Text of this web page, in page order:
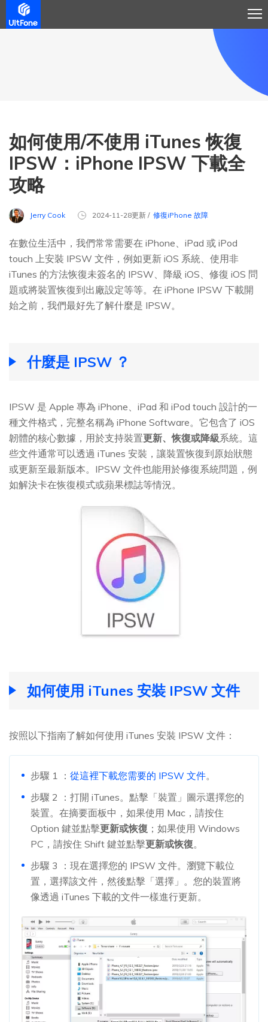
如何使用/不使用 iTunes 恢復
IPSW：iPhone IPSW 下載全
攻略
Jerry Cook 2024-11-28更新 / 修復iPhone 故障
在數位生活中，我們常常需要在 iPhone、iPad 或 iPod
touch 上安裝 IPSW 文件，例如更新 iOS 系統、使用非
iTunes 的方法恢復未簽名的 IPSW、降級 iOS、修復 iOS 問
題或將裝置恢復到出廠設定等等。在 iPhone IPSW 下載開
始之前，我們最好先了解什麼是 IPSW。
什麼是 IPSW ？
IPSW 是 Apple 專為 iPhone、iPad 和 iPod touch 設計的一
種文件格式，完整名稱為 iPhone Software。它包含了 iOS
韌體的核心數據，用於支持裝置更新、恢復或降級系統。這
些文件通常可以透過 iTunes 安裝，讓裝置恢復到原始狀態
或更新至最新版本。IPSW 文件也能用於修復系統問題，例
如解決卡在恢復模式或蘋果標誌等情況。
如何使用 iTunes 安裝 IPSW 文件
按照以下指南了解如何使用 iTunes 安裝 IPSW 文件：
步驟 1 ： 從這裡下載您需要的 IPSW 文件。
步驟 2 ：打開 iTunes。點擊「裝置」圖示選擇您的
裝置。在摘要面板中，如果使用 Mac，請按住
Option 鍵並點擊更新或恢復 ；如果使用 Windows
PC，請按住 Shift 鍵並點擊更新或恢復。
步驟 3 ：現在選擇您的 IPSW 文件。瀏覽下載位
置，選擇該文件，然後點擊「選擇」。您的裝置將
像透過 iTunes 下載的文件一樣進行更新。